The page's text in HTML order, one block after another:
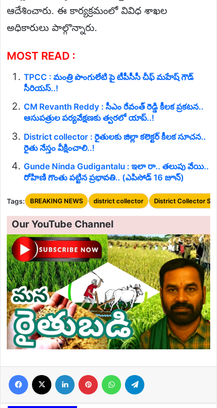
ఆదేశించారు. ఈ కార్యక్రమంలో వివిధ శాఖల
అధికారులు పాల్గొన్నారు.
MOST READ :
TPCC : మంత్రి పొంగులేటి పై టీపీసీసీ చీఫ్ మహేష్ గౌడ్
సీరియస్..!
CM Revanth Reddy : సీఎం రేవంత్ రెడ్డి కీలక ప్రకటన..
ఆసుపత్రుల పర్యవేక్షణకు త్వరలో యాప్..!
District collector : రైతులకు జిల్లా కలెక్టర్ కీలక సూచన..
రైతు నేస్తం వీక్షించాలి..!
Gunde Ninda Gudigantalu : ఇలా రా.. తలుపు వేయి..
రోహిణి గొంతు పట్టిన ప్రభావతి.. (ఎపిసోడ్ 16 జూన్)
Tags: BREAKING NEWS district collector District Collector
Our YouTube Channel
Facebook LinkedIn Pinterest WhatsApp